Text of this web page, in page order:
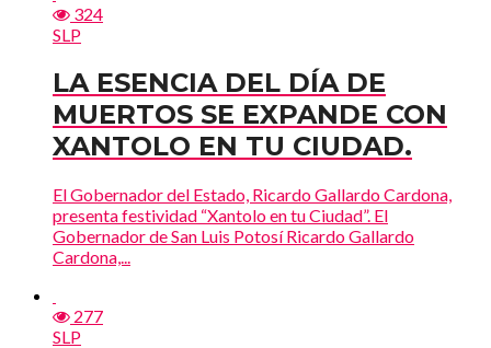
324
SLP
LA ESENCIA DEL DÍA DE
MUERTOS SE EXPANDE CON
XANTOLO EN TU CIUDAD.
El Gobernador del Estado, Ricardo Gallardo Cardona,
presenta festividad “Xantolo en tu Ciudad”. El
Gobernador de San Luis Potosí Ricardo Gallardo
Cardona,...
277
SLP